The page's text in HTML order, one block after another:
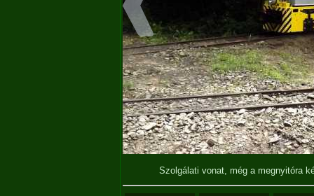
Szolgálati vonat, még a megnyitóra